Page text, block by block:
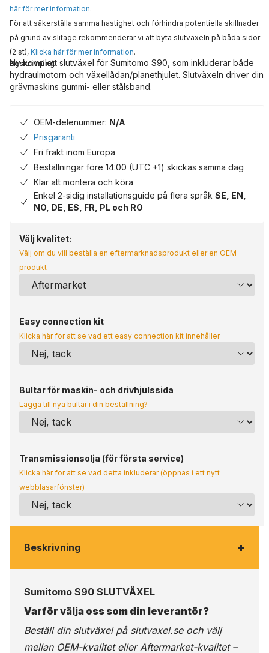
här för mer information.
För att säkerställa samma hastighet och förhindra potentiella skillnader
på grund av slitage rekommenderar vi att byta slutväxeln på båda sidor
(2 st), Klicka här för mer information.
Beskrivning
Ny komplett slutväxel för Sumitomo S90, som inkluderar både
hydraulmotorn och växellådan/planethjulet. Slutväxeln driver din
grävmaskins gummi- eller stålsband.
OEM-delenummer: N/A
Prisgaranti
Fri frakt inom Europa
Beställningar före 14:00 (UTC +1) skickas samma dag
Klar att montera och köra
Enkel 2-sidig installationsguide på flera språk SE, EN,
NO, DE, ES, FR, PL och RO
Välj kvalitet:
Välj om du vill beställa en eftermarknadsprodukt eller en OEM-
produkt
Easy connection kit
Klicka här för att se vad ett easy connection kit innehåller
Bultar för maskin- och drivhjulssida
Lägga till nya bultar i din beställning?
Transmissionsolja (för första service)
Klicka här för att se vad detta inkluderar (öppnas i ett nytt
webbläsarfönster)
Beskrivning +
Sumitomo S90 SLUTVÄXEL
Varför välja oss som din leverantör?
Beställ din slutväxel på slutvaxel.seoch välj
mellan OEM-kvalitet eller Aftermarket-kvalitet –